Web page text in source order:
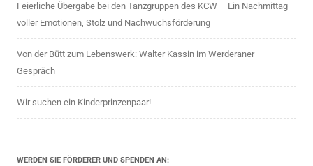
Feierliche Übergabe bei den Tanzgruppen des KCW – Ein Nachmittag
voller Emotionen, Stolz und Nachwuchsförderung
Von der Bütt zum Lebenswerk: Walter Kassin im Werderaner
Gespräch
Wir suchen ein Kinderprinzenpaar!
WERDEN SIE FÖRDERER UND SPENDEN AN: